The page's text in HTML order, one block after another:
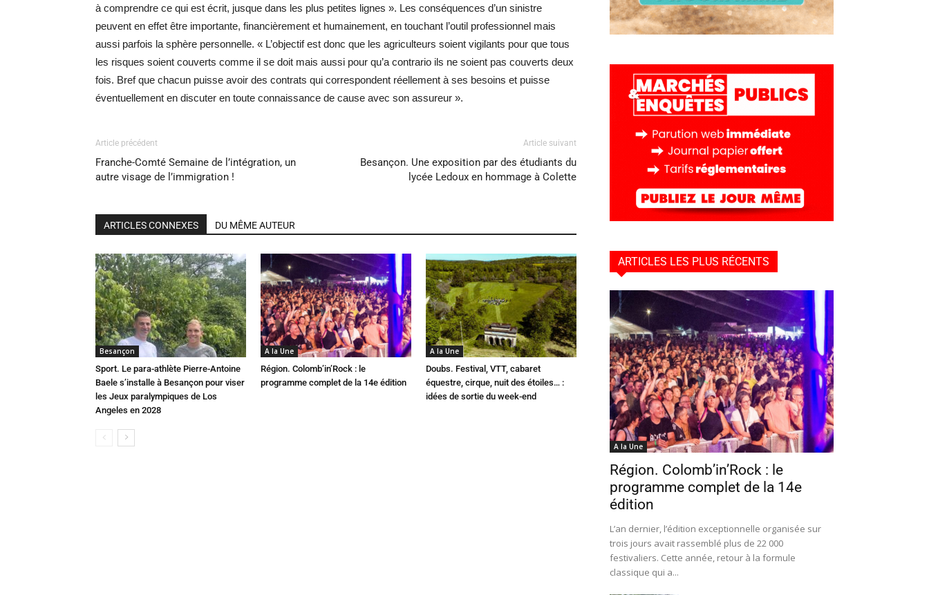
à comprendre ce qui est écrit, jusque dans les plus petites lignes ». Les conséquences d’un sinistre
peuvent en effet être importante, financièrement et humainement, en touchant l’outil professionnel mais
aussi parfois la sphère personnelle. « L’objectif est donc que les agriculteurs soient vigilants pour que tous
les risques soient couverts comme il se doit mais aussi pour qu’a contrario ils ne soient pas couverts deux
fois. Bref que chacun puisse avoir des contrats qui correspondent réellement à ses besoins et puisse
éventuellement en discuter en toute connaissance de cause avec son assureur ».
Article précédent
Franche-Comté Semaine de l’intégration, un
autre visage de l’immigration !
Article suivant
Besançon. Une exposition par des étudiants du
lycée Ledoux en hommage à Colette
ARTICLES CONNEXES DU MÊME AUTEUR
Besançon
Sport. Le para-athlète Pierre-Antoine
Baele s’installe à Besançon pour viser
les Jeux paralympiques de Los
Angeles en 2028
A la Une
Région. Colomb’in’Rock : le
programme complet de la 14e édition
A la Une
Doubs. Festival, VTT, cabaret
équestre, cirque, nuit des étoiles… :
idées de sortie du week-end
ARTICLES LES PLUS RÉCENTS
A la Une
Région. Colomb’in’Rock : le
programme complet de la 14e
édition
L’an dernier, l’édition exceptionnelle organisée sur
trois jours avait rassemblé plus de 22 000
festivaliers. Cette année, retour à la formule
classique qui a...